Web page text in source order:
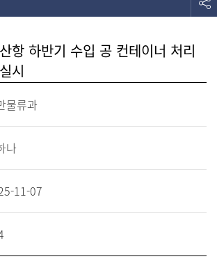
항 하반기 수입 공 컨테이너 처리
시
물류과
나
11-07